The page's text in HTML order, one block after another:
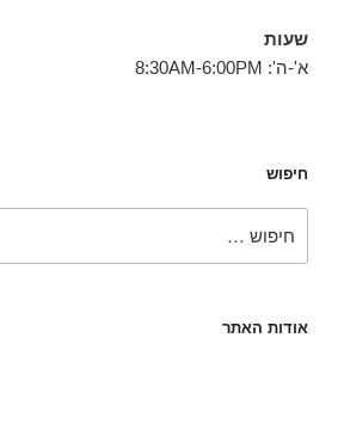
שעות
א'-ה': 8:30AM-6:00PM
חיפוש
אודות האתר